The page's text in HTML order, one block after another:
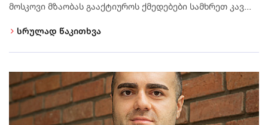
მოსკოვი მზაობას გააქტიუროს ქმედებები სამხრეთ კავ...
სრულად წაკითხვა